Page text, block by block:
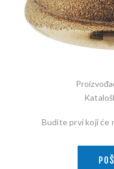
Budite prvi koji će